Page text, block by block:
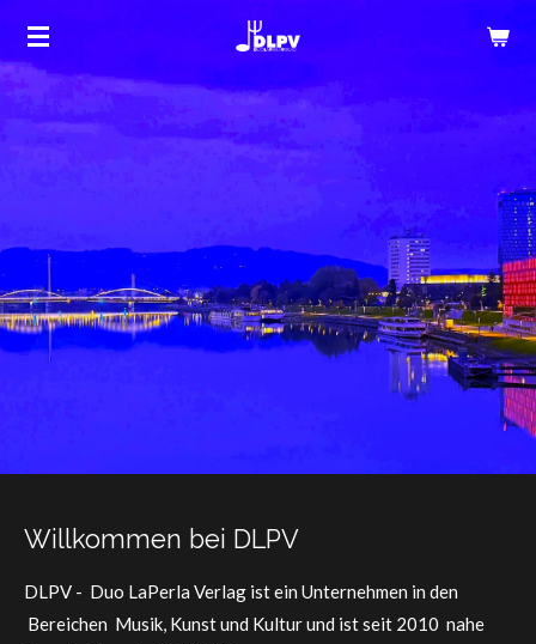
Zum
Hauptinhalt
springen
Willkommen bei DLPV
DLPV - Duo LaPerla Verlag ist ein Unternehmen in den
Bereichen Musik, Kunst und Kultur und ist seit 2010 nahe